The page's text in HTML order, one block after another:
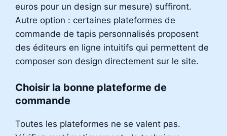
euros pour un design sur mesure) suffiront.
Autre option : certaines plateformes de
commande de tapis personnalisés proposent
des éditeurs en ligne intuitifs qui permettent de
composer son design directement sur le site.
Choisir la bonne plateforme de
commande
Toutes les plateformes ne se valent pas.